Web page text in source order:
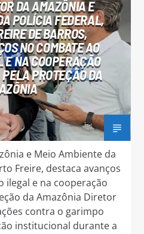
DA AMAZÔNIA E
POLÍCIA FEDERAL,
DE BARROS,
NO COMBATE AO
E NA COOPERAÇÃO
PROTEÇÃO DA
e Meio Ambiente da
Freire, destaca avanços
ilegal e na cooperação
da Amazônia Diretor
contra o garimpo
institucional durante a